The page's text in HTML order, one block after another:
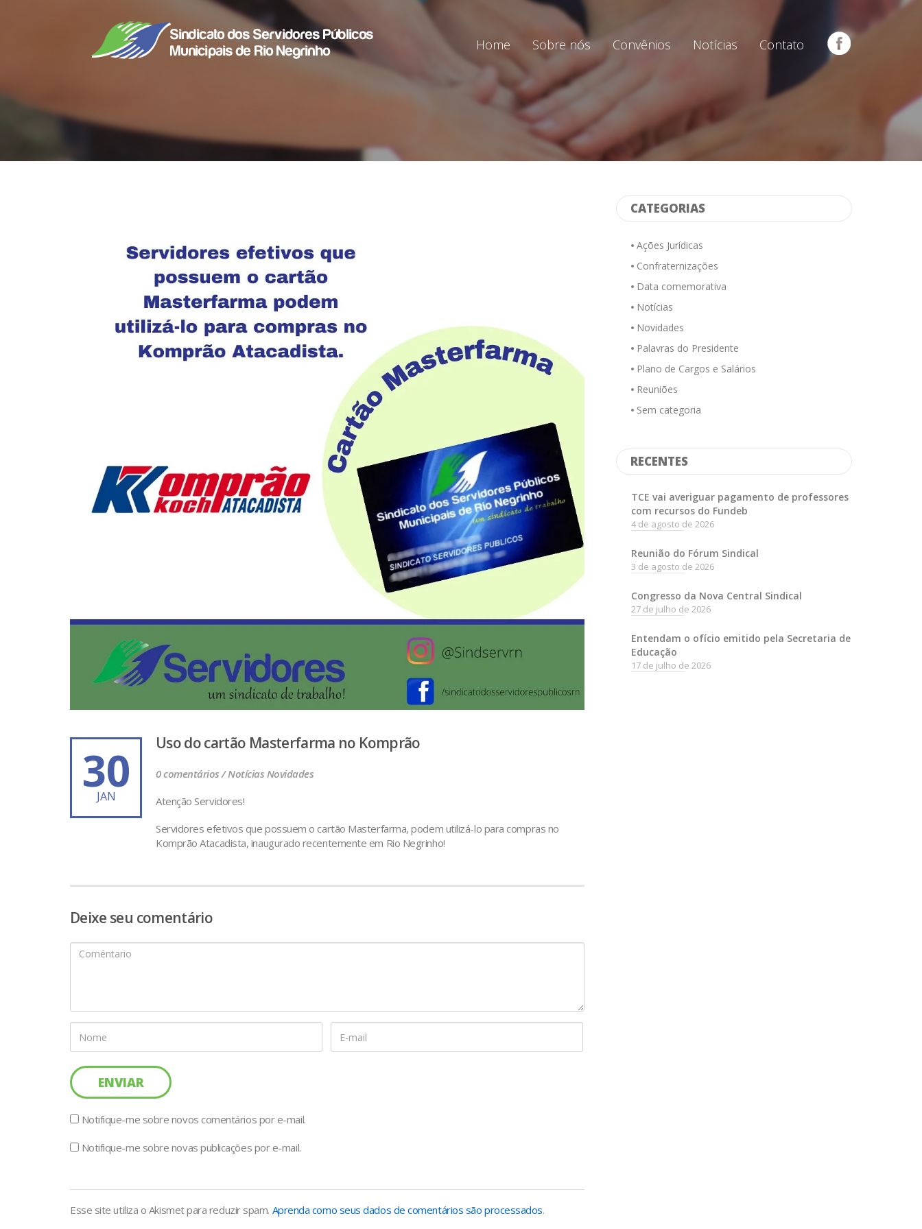
Home Sobre nós Convênios Notícias Contato
CATEGORIAS
Ações Jurídicas
Confraternizações
Data comemorativa
Notícias
Novidades
Palavras do Presidente
Plano de Cargos e Salários
Reuniões
Sem categoria
RECENTES
TCE vai averiguar pagamento de professores
com recursos do Fundeb
4 de agosto de 2026
Reunião do Fórum Sindical
3 de agosto de 2026
Congresso da Nova Central Sindical
27 de julho de 2026
Entendam o ofício emitido pela Secretaria de
Educação
17 de julho de 2026
30
JAN
Uso do cartão Masterfarma no Komprão
0 comentários /Notícias Novidades
Atenção Servidores!
Servidores efetivos que possuem o cartão Masterfarma, podem utilizá-lo para compras no
Komprão Atacadista, inaugurado recentemente em Rio Negrinho!
Deixe seu comentário
Notifique-me sobre novos comentários por e-mail.
Notifique-me sobre novas publicações por e-mail.
Esse site utiliza o Akismet para reduzir spam. Aprenda como seus dados de comentários são processados.